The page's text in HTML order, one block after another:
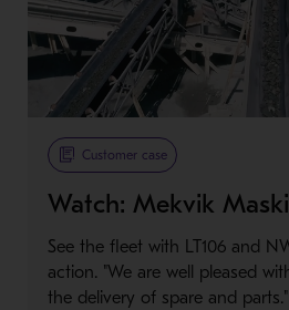
Customer case
Watch: Mekvik
See the fleet with LT106 and
action. "We are well pleased
the delivery of spare and parts."